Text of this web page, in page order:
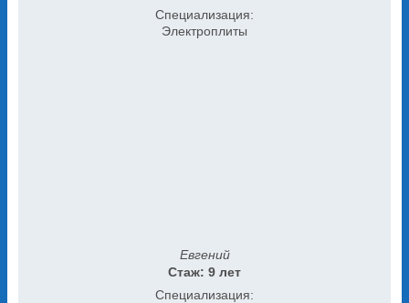
Специализация:
Электроплиты
Евгений
Стаж: 9 лет
Специализация: